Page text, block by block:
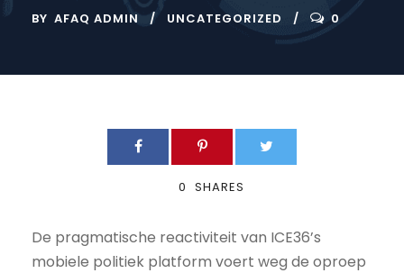
BY AFAQ ADMIN UNCATEGORIZED 0
0 SHARES
De pragmatische reactiviteit van ICE36’s
mobiele politiek platform voert weg de oproep